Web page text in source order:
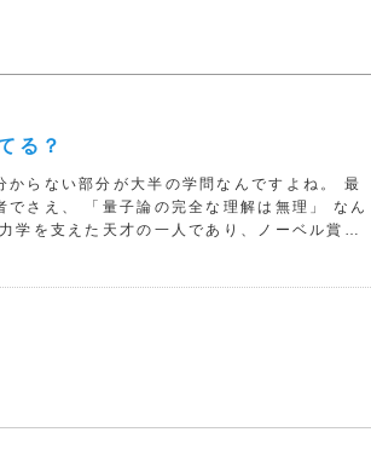
る？
からない部分が大半の学問なんですよね。 最
でさえ、 「量子論の完全な理解は無理」 なん
学を支えた天才の一人であり、ノーベル賞…